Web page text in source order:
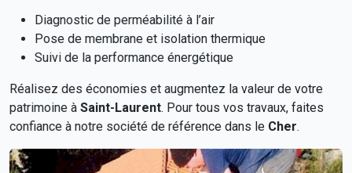
Diagnostic de perméabilité à l’air
Pose de membrane et isolation thermique
Suivi de la performance énergétique
Réalisez des économies et augmentez la valeur de votre
patrimoine à Saint-Laurent. Pour tous vos travaux, faites
confiance à notre société de référence dans le Cher.